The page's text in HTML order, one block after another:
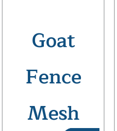
Goat
Fence
Mesh